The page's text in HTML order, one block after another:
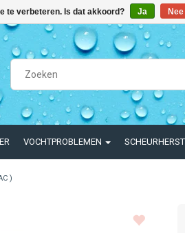
VOCHTPROBLEMEN
)
te verbeteren. Is dat akkoord? Ja Nee